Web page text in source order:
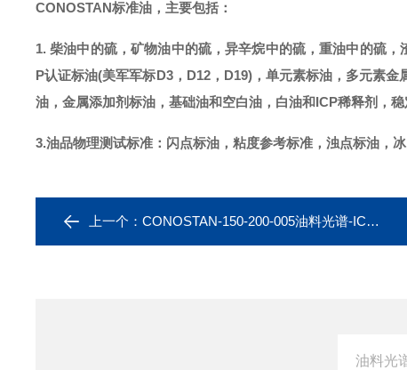
CONOSTAN标准油，主要包括：
1. 柴油中的硫，矿物油中的硫，异辛烷中的硫，重油中的硫，
P认证标油(美军军标D3，D12，D19)，单元素标油，多元素
油，金属添加剂标油，基础油和空白油，白油和ICP稀释剂，稳
3.油品物理测试标准：闪点标油，粘度参考标准，浊点标油，
上一个： CONOSTAN-150-200-005油料光谱-ICP-原子发射光谱-油中氯标